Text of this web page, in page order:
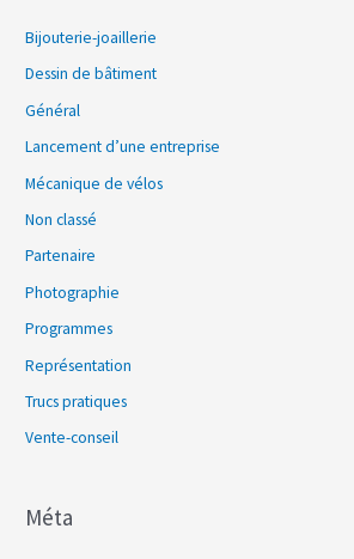
Bijouterie-joaillerie
Dessin de bâtiment
Général
Lancement d’une entreprise
Mécanique de vélos
Non classé
Partenaire
Photographie
Programmes
Représentation
Trucs pratiques
Vente-conseil
Méta